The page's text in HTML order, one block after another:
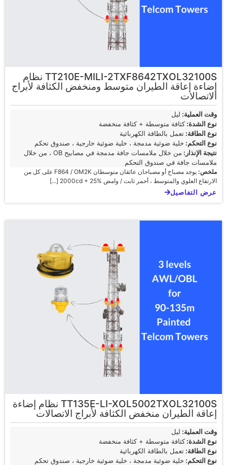
TT210E-MILI-2TXF8642TXOL32100S نظام
إضاءة إعاقة الطيران متوسط ومنخفض الكثافة لأبراج
الاتصالات
وقت العملية: ليل
نوع الشدة:كثافة متوسطة + كثافة منخفضة
نوع الطاقة: تعمل بالطاقة الكهربائية
نوع التحكم: خلية ضوئية مدمجة ، خلية ضوئية خارجية ، صندوق تحكم
نتيجة الإنذار:
من خلال ملامسات جافة مدمجة في مصابيح OB ، من خلال
ملامسات جافة في صندوق التحكم
ملخص:
يوجد مصباح أو مصباحان عائقان متوسطان F864 / OM2K على كل من
الارتفاع العلوي والمتوسط ، أحمر ثابت / وامض 2000cd + 25% [...]
عرض التفاصيل
TT135E-LI-XOL5002TXOL32100S نظام إضاءة
إعاقة الطيران منخفض الكثافة لأبراج الاتصالات
وقت العملية: ليل
نوع الشدة:كثافة متوسطة + كثافة منخفضة
نوع الطاقة: تعمل بالطاقة الكهربائية
نوع التحكم: خلية ضوئية مدمجة ، خلية ضوئية خارجية ، صندوق تحكم